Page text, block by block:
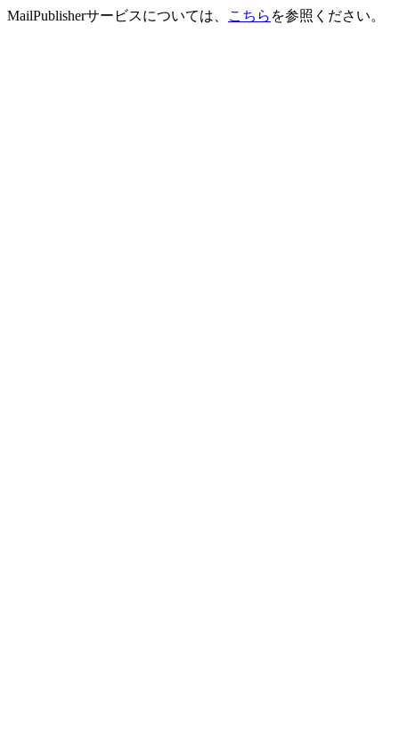
MailPublisherサービスについては、 こちら を参照ください。